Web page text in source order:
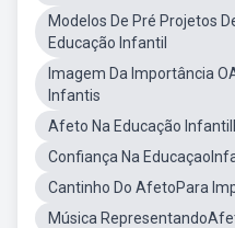
Modelos De Pré Projetos
Educação Infantil
Imagem Da Importância
Infantis
Afeto Na Educação
Confiança Na
Cantinho Do AfetoPara
Música